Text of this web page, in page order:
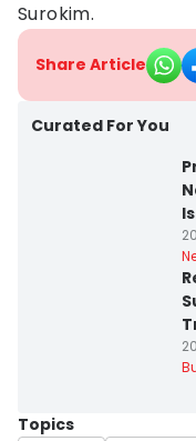
Surokim.
Share Article
Curated For You
Topics